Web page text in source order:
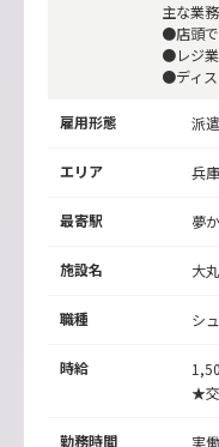
主な業
●店頭で
●レジ業
●ディス
雇用形態 派遣
エリア 兵
最寄駅 夢
施設名 大
職種 シ
時給
★交
勤務時間 実